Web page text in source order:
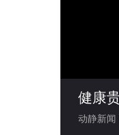
健康
动静新闻 |